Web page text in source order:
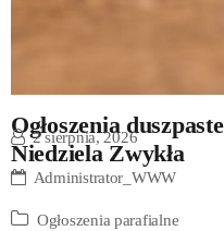
Ogłoszenia
Niedziela Zwykła
2 sierpnia, 2026
Administrator_WWW
Ogłoszenia parafialne